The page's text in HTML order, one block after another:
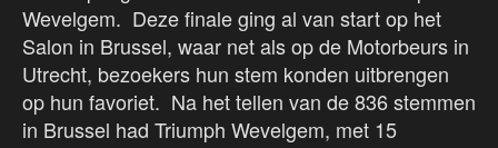
Wevelgem. Deze finale ging al van start op het
Salon in Brussel, waar net als op de Motorbeurs in
Utrecht, bezoekers hun stem konden uitbrengen
op hun favoriet. Na het tellen van de 836 stemmen
in Brussel had Triumph Wevelgem, met 15